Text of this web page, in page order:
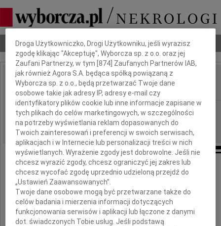
Nekrologi Odeszli Poradnik pogrzebowy
IMIĘ I NAZWISKO: Janusz Bojar
REGION: Warszawa
DATA EMISJI: 30.03.2010
26 marca 2010 roku
odszedł nasz Brat
Dbamy o Twoją prywatność
Droga Użytkowniczko, Drogi Użytkowniku, jeśli wyrazisz
zgodę klikając "Akceptuję", Wyborcza sp. z o.o. oraz jej
Zaufani Partnerzy, w tym [874 ] Zaufanych Partnerów IAB,
jak również Agora S.A. będąca spółką powiązaną z
Wyborcza sp. z o.o., będą przetwarzać Twoje dane
osobowe takie jak adresy IP, adresy e-mail czy
identyfikatory plików cookie lub inne informacje zapisane w
tych plikach do celów marketingowych, w szczególności
na potrzeby wyświetlania reklam dopasowanych do
Twoich zainteresowań i preferencji w swoich serwisach,
aplikacjach i w Internecie lub personalizacji treści w nich
wyświetlanych. Wyrażenie zgody jest dobrowolne. Jeśli nie
chcesz wyrazić zgody, chcesz ograniczyć jej zakres lub
chcesz wycofać zgodę uprzednio udzieloną przejdź do
„Ustawień Zaawansowanych”.
Twoje dane osobowe mogą być przetwarzane także do
celów badania i mierzenia informacji dotyczących
funkcjonowania serwisów i aplikacji lub łączone z danymi
dot. świadczonych Tobie usług. Jeśli podstawą